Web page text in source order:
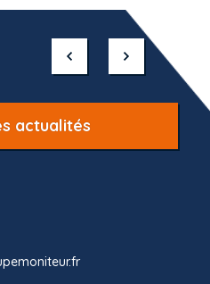
actualités